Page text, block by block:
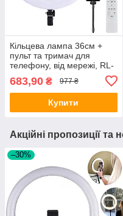
Кільцева лампа 36см +
пульт та тримач для
телефону, від мережі, RL-
лампа для селфі
683,90 ₴ 977 ₴
Купити
Акційні пропозиції та
–30%